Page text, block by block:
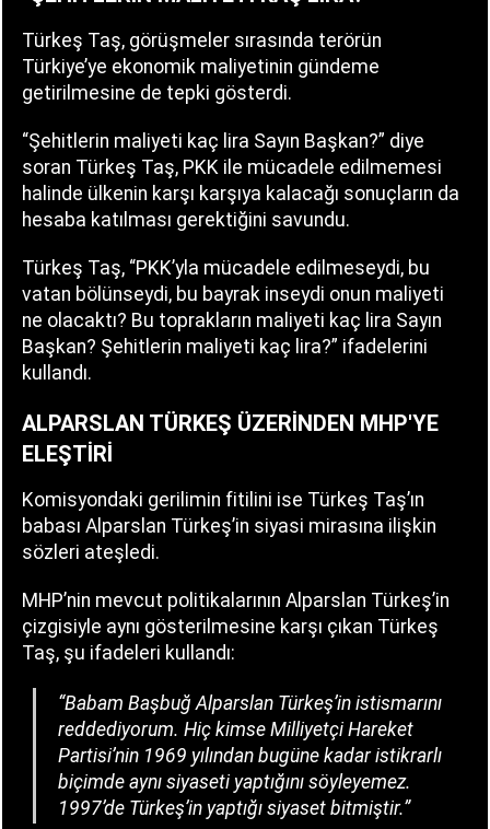
Türkeş Taş, görüşmeler sırasında terörün
Türkiye’ye ekonomik maliyetinin gündeme
getirilmesine de tepki gösterdi.
“Şehitlerin maliyeti kaç lira Sayın Başkan?” diye
soran Türkeş Taş, PKK ile mücadele edilmemesi
halinde ülkenin karşı karşıya kalacağı sonuçların da
hesaba katılması gerektiğini savundu.
Türkeş Taş, “PKK’yla mücadele edilmeseydi, bu
vatan bölünseydi, bu bayrak inseydi onun maliyeti
ne olacaktı? Bu toprakların maliyeti kaç lira Sayın
Başkan? Şehitlerin maliyeti kaç lira?” ifadelerini
kullandı.
ALPARSLAN TÜRKEŞ ÜZERİNDEN MHP'YE
ELEŞTİRİ
Komisyondaki gerilimin fitilini ise Türkeş Taş’ın
babası Alparslan Türkeş’in siyasi mirasına ilişkin
sözleri ateşledi.
MHP’nin mevcut politikalarının Alparslan Türkeş’in
çizgisiyle aynı gösterilmesine karşı çıkan Türkeş
Taş, şu ifadeleri kullandı:
“Babam Başbuğ Alparslan Türkeş’in istismarını
reddediyorum. Hiç kimse Milliyetçi Hareket
Partisi’nin 1969 yılından bugüne kadar istikrarlı
biçimde aynı siyaseti yaptığını söyleyemez.
1997’de Türkeş’in yaptığı siyaset bitmiştir.”